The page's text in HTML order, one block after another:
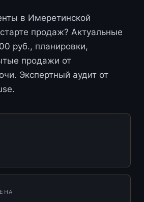
в Имеретинской
продаж? Актуальные
руб., планировки,
продажи от
Экспертный аудит от